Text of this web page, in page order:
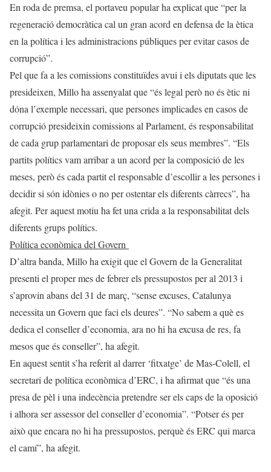
En roda de premsa, el portaveu popular ha explicat que “per la
regeneració democràtica cal un gran acord en defensa de la ètica
en la política i les administracions públiques per evitar casos de
corrupció”.
Pel que fa a les comissions constituïdes avui i els diputats que les
presideixen, Millo ha assenyalat que “és legal però no és ètic ni
dóna l’exemple necessari, que persones implicades en casos de
corrupció presideixin comissions al Parlament, és responsabilitat
de cada grup parlamentari de proposar els seus membres”. “Els
partits polítics vam arribar a un acord per la composició de les
meses, però és cada partit el responsable d’escollir a les persones i
decidir si són idònies o no per ostentar els diferents càrrecs”, ha
afegit. Per aquest motiu ha fet una crida a la responsabilitat dels
diferents grups polítics.
Política econòmica del Govern
D’altra banda, Millo ha exigit que el Govern de la Generalitat
presenti el proper mes de febrer els pressupostos per al 2013 i
s’aprovin abans del 31 de març, “sense excuses, Catalunya
necessita un Govern que faci els deures”. “No sabem a què es
dedica el conseller d’economia, ara no hi ha excusa de res, fa
mesos que és conseller”, ha afegit.
En aquest sentit s’ha referit al darrer ‘fitxatge’ de Mas-Colell, el
secretari de política econòmica d’ERC, i ha afirmat que “és una
presa de pèl i una indecència pretendre ser els caps de la oposició
i alhora ser assessor del conseller d’economia”. “Potser és per
això que encara no hi ha pressupostos, perquè és ERC qui marca
el camí”, ha afegit.